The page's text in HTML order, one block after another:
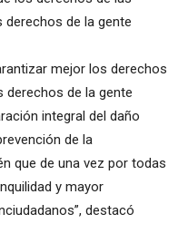
de la gente
mejor los derechos
derechos de la gente
integral del daño
de la
que de una vez por todas
y mayor
destacó